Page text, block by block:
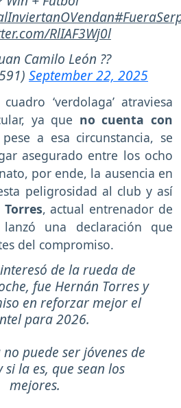
RlIAF3Wj0l
Camilo León ??
September 22, 2025
‘verdolaga’ atraviesa
ya que no cuenta con
a esa circunstancia, se
asegurado entre los ocho
por ende, la ausencia en
peligrosidad al club y así
, actual entrenador de
una declaración que
del compromiso.
de la rueda de
fue Hernán Torres y
en reforzar mejor el
para 2026.
puede ser jóvenes de
si la es, que sean los
mejores.